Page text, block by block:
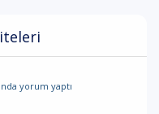
yorum yaptı